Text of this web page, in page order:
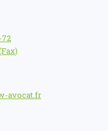
avocat.fr